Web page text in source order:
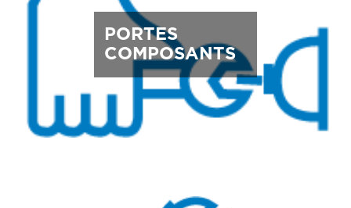
PORTES
COMPOSANTS